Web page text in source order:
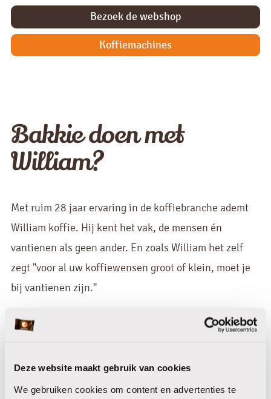
Deze website maakt gebruik van cookies
We gebruiken cookies om content en advertenties te
Bezoek de webshop
Koffiemachines
Bakkie doen met
William?
Met ruim 28 jaar ervaring in de koffiebranche ademt
William koffie. Hij kent het vak, de mensen én
vantienen als geen ander. En zoals William het zelf
zegt "voor al uw koffiewensen groot of klein, moet je
bij vantienen zijn."